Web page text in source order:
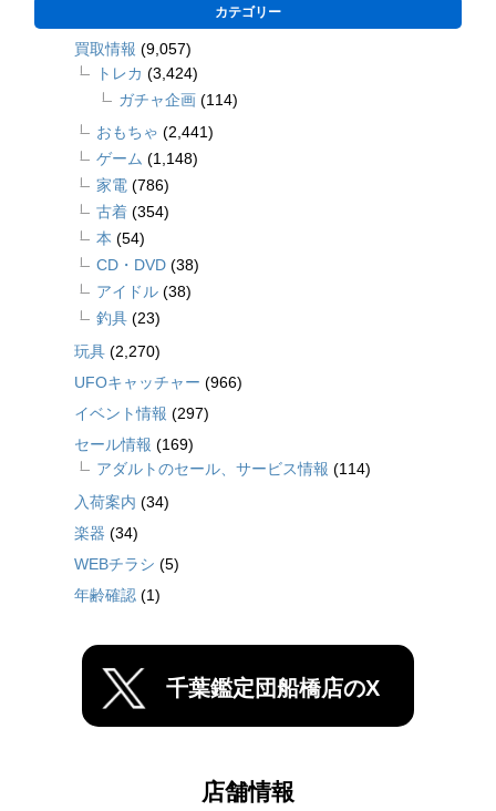
カテゴリー
買取情報 (9,057)
トレカ (3,424)
ガチャ企画 (114)
おもちゃ (2,441)
ゲーム (1,148)
家電 (786)
古着 (354)
本 (54)
CD・DVD (38)
アイドル (38)
釣具 (23)
玩具 (2,270)
UFOキャッチャー (966)
イベント情報 (297)
セール情報 (169)
アダルトのセール、サービス情報 (114)
入荷案内 (34)
楽器 (34)
WEBチラシ (5)
年齢確認 (1)
千葉鑑定団船橋店のX
店舗情報